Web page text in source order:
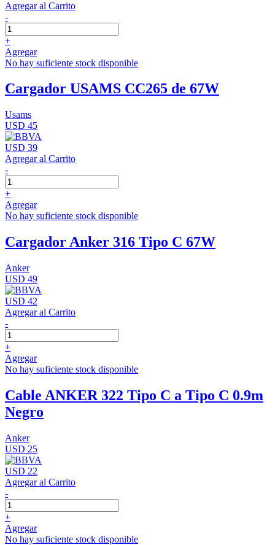
Agregar al Carrito
-
+
Agregar
No hay suficiente stock disponible
Cargador USAMS CC265 de 67W
Usams
USD 45
USD 39
Agregar al Carrito
-
+
Agregar
No hay suficiente stock disponible
Cargador Anker 316 Tipo C 67W
Anker
USD 49
USD 42
Agregar al Carrito
-
+
Agregar
No hay suficiente stock disponible
Cable ANKER 322 Tipo C a Tipo C 0.9m
Negro
Anker
USD 25
USD 22
Agregar al Carrito
-
+
Agregar
No hay suficiente stock disponible